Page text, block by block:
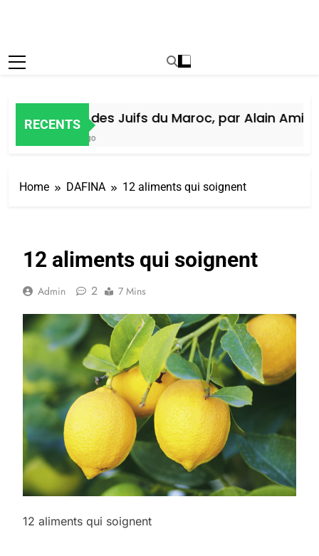
RECENTS
Histoire des Juifs du Maroc, par Alain Amiel
Home DAFINA 12 aliments qui soignent
12 aliments qui soignent
Admin 2 7 Mins
12 aliments qui soignent